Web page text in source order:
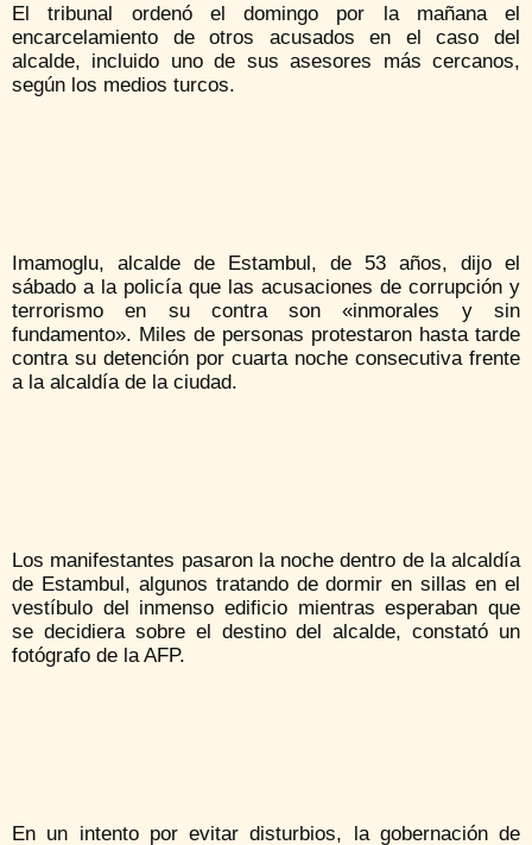
El tribunal ordenó el domingo por la mañana el
encarcelamiento de otros acusados en el caso del
alcalde, incluido uno de sus asesores más cercanos,
según los medios turcos.
Imamoglu, alcalde de Estambul, de 53 años, dijo el
sábado a la policía que las acusaciones de corrupción y
terrorismo en su contra son «inmorales y sin
fundamento». Miles de personas protestaron hasta tarde
contra su detención por cuarta noche consecutiva frente
a la alcaldía de la ciudad.
Los manifestantes pasaron la noche dentro de la alcaldía
de Estambul, algunos tratando de dormir en sillas en el
vestíbulo del inmenso edificio mientras esperaban que
se decidiera sobre el destino del alcalde, constató un
fotógrafo de la AFP.
En un intento por evitar disturbios, la gobernación de